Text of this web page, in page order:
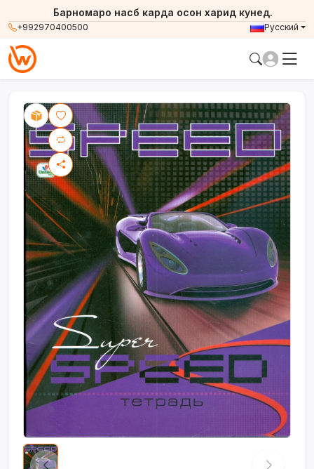
+992970400500
Барномаро насб карда осон харид кунед.
Русский